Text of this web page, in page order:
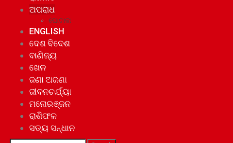
ଅପରାଧ
ଘୋଟାଲା
ENGLISH
ଦେଶ ବିଦେଶ
ବାଣିଜ୍ୟ
ଖେଳ
ଜଣା ଅଜଣା
ଜୀବନଚର୍ଯ୍ୟା
ମନୋରଞ୍ଜନ
ରାଶିଫଳ
ସତ୍ୟ ସନ୍ଧାନ